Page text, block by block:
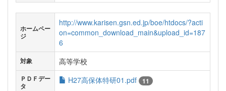
ホームペー
ジ
http://www.karisen.gsn.ed.jp/boe/htdocs/?acti
on=common_download_main&upload_id=187
6
対象 高等学校
ＰＤＦデー
タ
H27高保体特研01.pdf 11